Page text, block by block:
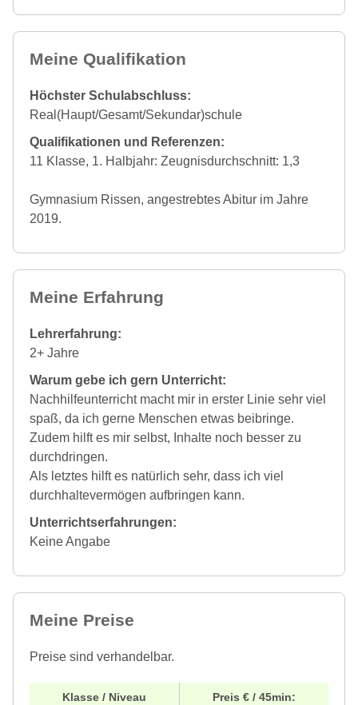
Meine Qualifikation
Höchster Schulabschluss:
Real(Haupt/Gesamt/Sekundar)schule
Qualifikationen und Referenzen:
11 Klasse, 1. Halbjahr: Zeugnisdurchschnitt: 1,3
Gymnasium Rissen, angestrebtes Abitur im Jahre
2019.
Meine Erfahrung
Lehrerfahrung:
2+ Jahre
Warum gebe ich gern Unterricht:
Nachhilfeunterricht macht mir in erster Linie sehr viel
spaß, da ich gerne Menschen etwas beibringe.
Zudem hilft es mir selbst, Inhalte noch besser zu
durchdringen.
Als letztes hilft es natürlich sehr, dass ich viel
durchhaltevermögen aufbringen kann.
Unterrichtserfahrungen:
Keine Angabe
Meine Preise
Preise sind verhandelbar.
Klasse / Niveau Preis € / 45min: